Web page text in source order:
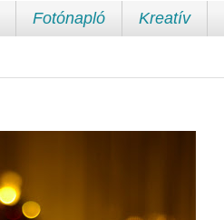
Fotónapló Kreatív